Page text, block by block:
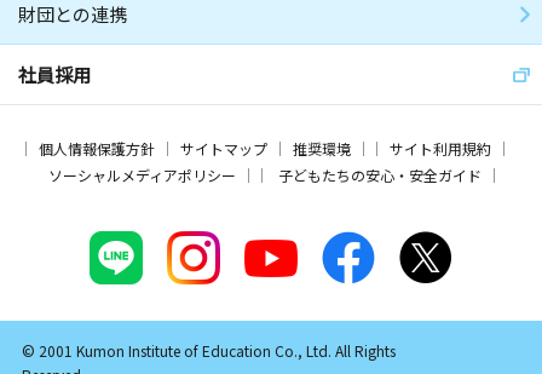
財団との連携
社員採用
個人情報保護方針 サイトマップ 推奨環境
サイト利用規約
ソーシャルメディアポリシー
子どもたちの安心・安全ガイド
© 2001 Kumon Institute of Education Co., Ltd. All Rights